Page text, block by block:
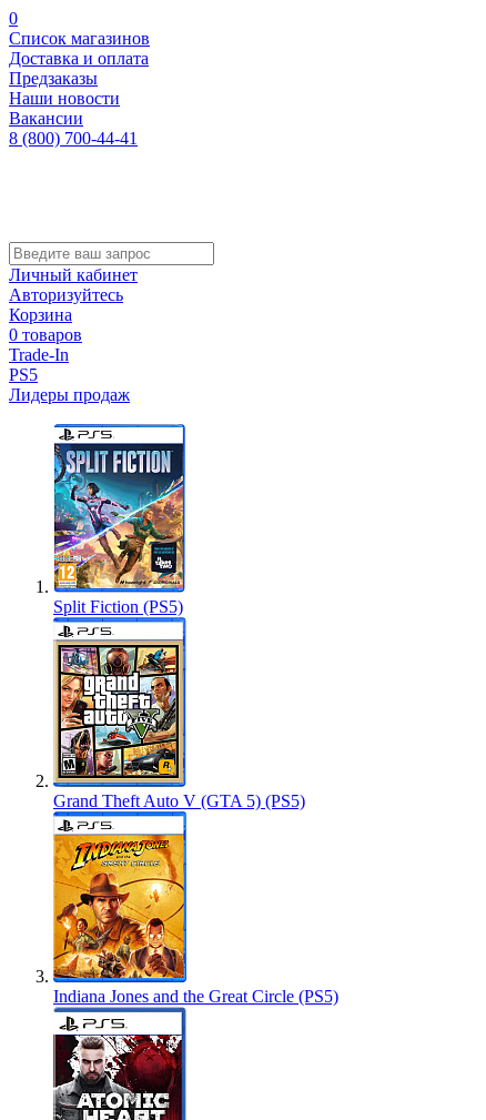
0
Список магазинов
Доставка и оплата
Предзаказы
Наши новости
Вакансии
8 (800) 700-44-41
Личный кабинет
Авторизуйтесь
Корзина
0 товаров
Trade-In
PS5
Лидеры продаж
Split Fiction (PS5)
Grand Theft Auto V (GTA 5) (PS5)
Indiana Jones and the Great Circle (PS5)